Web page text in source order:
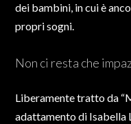
dei bambini, in cui è
propri sogni.
Non ci resta che
Liberamente tratto da
adattamento di Isabella